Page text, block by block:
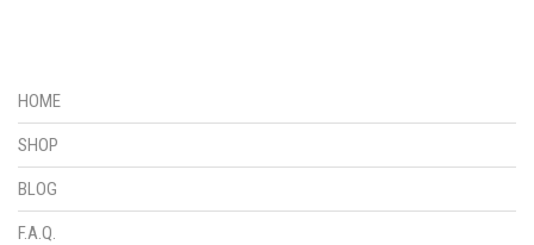
HOME
SHOP
BLOG
F.A.Q.